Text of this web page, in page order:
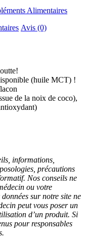
Alimentaires
Avis (0)
(huile MCT) !
de la noix de coco),
informations,
précautions
Nos conseils ne
ou votre
sur notre site ne
peut vous poser un
d’un produit. Si
pour responsables